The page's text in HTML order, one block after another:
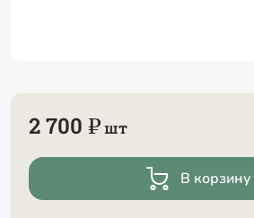
2 700 ₽шт
В корзину